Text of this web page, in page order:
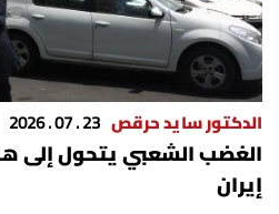
الدكتور سايد حرقص 23 . 07 . 2026
الغضب الشعبي يتحول إلى
إيران